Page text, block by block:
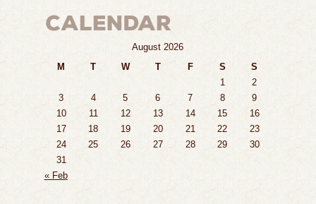
August 2026
M
T W T F S
S
1
2
3
4 5 6 7 8
9
10
11 12 13 14 15
16
17
18 19 20 21 22
23
24
25 26 27 28 29
30
31
« Feb